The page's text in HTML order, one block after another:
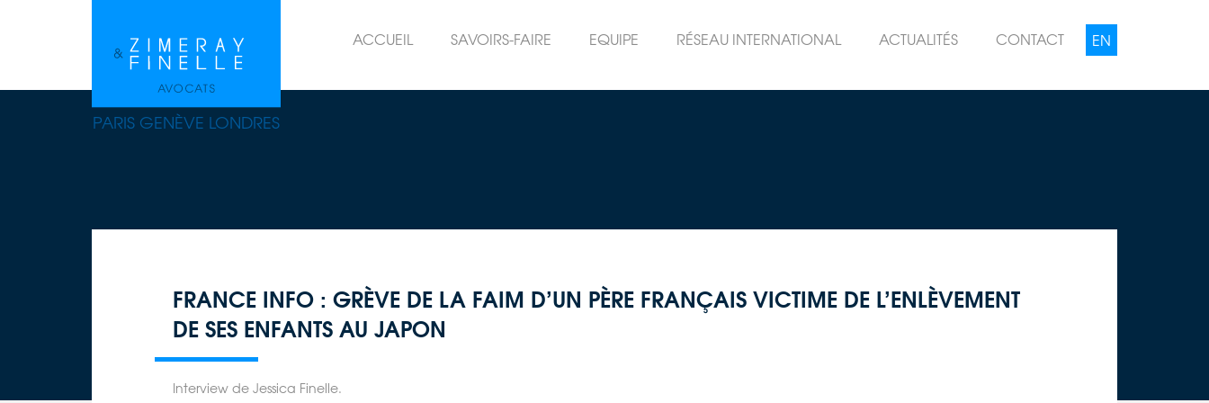
PARIS GENÈVE LONDRES
ACCUEIL SAVOIRS-FAIRE EQUIPE RÉSEAU INTERNATIONAL ACTUALITÉS CONTACT
FRANCE INFO : GRÈVE DE LA FAIM D’UN PÈRE FRANÇAIS VICTIME DE L’ENLÈVEMENT
DE SES ENFANTS AU JAPON
Interview de Jessica Finelle.